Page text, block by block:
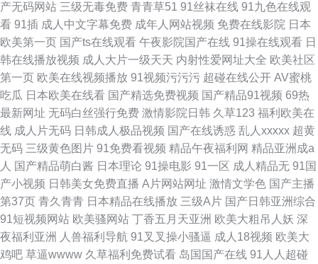
产无码网站 三级无毒免费 青青草51 91丝袜在线 91九色在线观
看 91插 成人中文字幕免费 成年人网站视频 免费在线影院 日本
欧美第一页 国产ts在线观看 午夜影院国产在线 91操在线观看 日
韩在线播放视频 成人大片一级天天 内射性爱网址大全 欧美社区
第一页 欧美在线视频播放 91视频污污污 超碰在线公开 AV蜜桃
吃瓜 日本欧美在线看 国产精选免费视频 国产精品91视频 69热
最新网址 无码白丝强行免费 激情影院日韩 久草123 福利欧美在
线 成人片无码 日韩成人极品视频 国产在线诱惑 乱人xxxxx 超黄
无码 三级黄色图片 91免费看视频 精品午夜福利网 精品亚洲成a
人 国产精品萌白酱 日本理论 91操电影 91一区 成人精品无 91国
产小视频 日韩美女免费直播 A片网站网址 激情文学色 国产主播
第37页 青久青青 日本精品在线播放 三级A片 国产日韩亚洲综合
91短视频网站 欧美骚网站 丁香五月天亚洲 欧美大粗吊人妖 深
夜福利亚洲
人兽福利导航 91叉叉操小骚逼 成人18视频 欧美大
鸡吧 草逼wwww 久草福利免费试看 岛国国产在线 91人人超碰